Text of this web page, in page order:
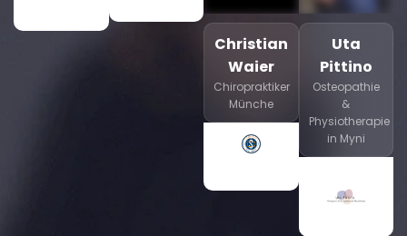
Christian
Waier
Chiropraktiker
Münche
Uta
Pittino
Osteopathie
&
Physiotherapie
in Myni